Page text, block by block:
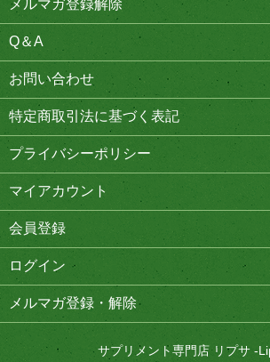
メルマガ登録解除
Q＆A
お問い合わせ
特定商取引法に基づく表記
プライバシーポリシー
マイアカウント
会員登録
ログイン
メルマガ登録・解除
サプリメント専門店 リプサ -